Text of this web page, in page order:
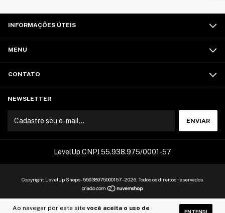
Ao navegar por este site você aceita o uso de
ENTENDI
INFORMAÇÕES ÚTEIS
MENU
CONTATO
NEWSLETTER
LevelUp CNPJ 55.938.975/0001-57
Copyright LevelUp Shops - 55938975000157 - 2026. Todos os direitos reservados.